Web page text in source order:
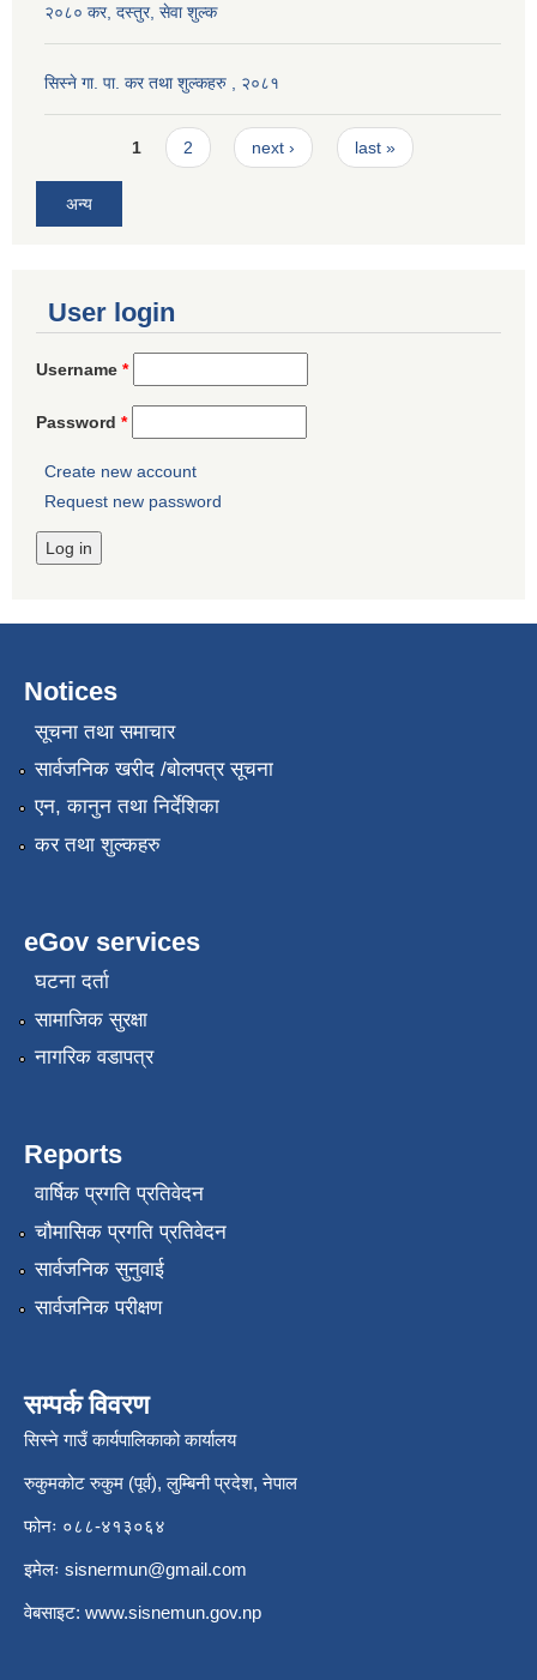
२०८० कर, दस्तुर, सेवा शुल्क
सिस्ने गा. पा. कर तथा शुल्कहरु , २०८१
Pages1 2 next › last »
अन्य
User login
Username *
Password *
Create new account
Request new password
Notices
सूचना तथा समाचार
सार्वजनिक खरीद /बोलपत्र सूचना
एन, कानुन तथा निर्देशिका
कर तथा शुल्कहरु
eGov services
घटना दर्ता
सामाजिक सुरक्षा
नागरिक वडापत्र
Reports
वार्षिक प्रगति प्रतिवेदन
चौमासिक प्रगति प्रतिवेदन
सार्वजनिक सुनुवाई
सार्वजनिक परीक्षण
सम्पर्क विवरण
सिस्ने गाउँ कार्यपालिकाको कार्यालय
रुकुमकोट रुकुम (पूर्व), लुम्बिनी प्रदेश, नेपाल
फोनः ०८८-४१३०६४
इमेलः sisnermun@gmail.com
वेबसाइट: www.sisnemun.gov.np